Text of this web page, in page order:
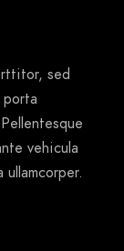
sed
vehicula